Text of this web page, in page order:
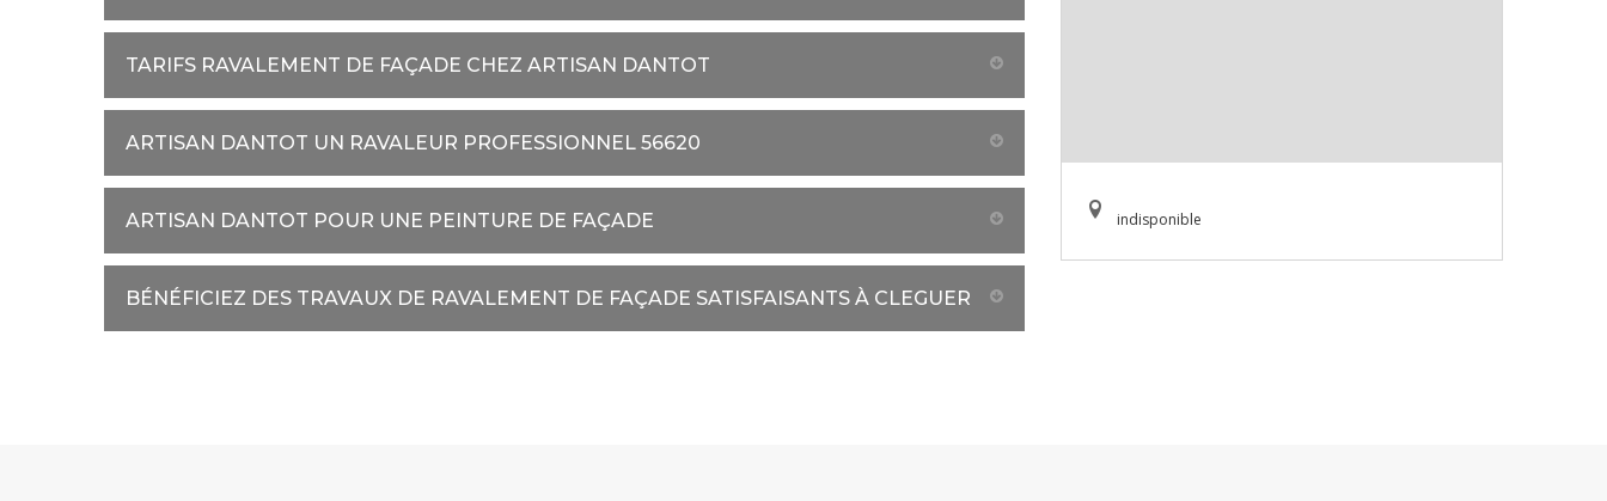
TARIFS RAVALEMENT DE FAÇADE CHEZ ARTISAN DANTOT
ARTISAN DANTOT UN RAVALEUR PROFESSIONNEL 56620
ARTISAN DANTOT POUR UNE PEINTURE DE FAÇADE
BÉNÉFICIEZ DES TRAVAUX DE RAVALEMENT DE FAÇADE SATISFAISANTS À CLEGUER
indisponible